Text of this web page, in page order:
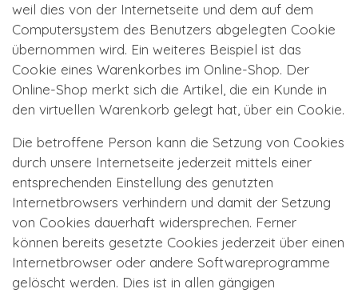
weil dies von der Internetseite und dem auf dem
Computersystem des Benutzers abgelegten Cookie
übernommen wird. Ein weiteres Beispiel ist das
Cookie eines Warenkorbes im Online-Shop. Der
Online-Shop merkt sich die Artikel, die ein Kunde in
den virtuellen Warenkorb gelegt hat, über ein Cookie.
Die betroffene Person kann die Setzung von Cookies
durch unsere Internetseite jederzeit mittels einer
entsprechenden Einstellung des genutzten
Internetbrowsers verhindern und damit der Setzung
von Cookies dauerhaft widersprechen. Ferner
können bereits gesetzte Cookies jederzeit über einen
Internetbrowser oder andere Softwareprogramme
gelöscht werden. Dies ist in allen gängigen